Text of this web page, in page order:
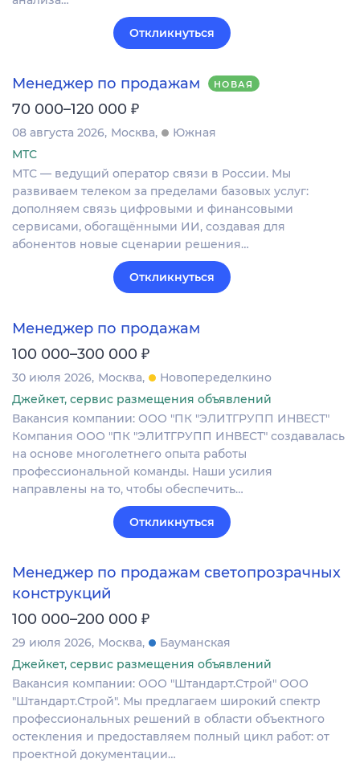
Откликнуться
Менеджер по продажам НОВАЯ
70 000–120 000 ₽
08 августа 2026 Москва
Южная
МТС
МТС — ведущий оператор связи в России. Мы
развиваем телеком за пределами базовых услуг:
дополняем связь цифровыми и финансовыми
сервисами, обогащёнными ИИ, создавая для
абонентов новые сценарии решения…
Откликнуться
Менеджер по продажам
100 000–300 000 ₽
30 июля 2026 Москва
Новопеределкино
Джейкет, сервис размещения объявлений
Вакансия компании: ООО "ПК "ЭЛИТГРУПП ИНВЕСТ"
Компания ООО "ПК "ЭЛИТГРУПП ИНВЕСТ" создавалась
на основе многолетнего опыта работы
профессиональной команды. Наши усилия
направлены на то, чтобы обеспечить…
Откликнуться
Менеджер по продажам светопрозрачных
конструкций
100 000–200 000 ₽
29 июля 2026 Москва
Бауманская
Джейкет, сервис размещения объявлений
Вакансия компании: ООО "Штандарт.Строй" ООО
"Штандарт.Строй". Мы предлагаем широкий спектр
профессиональных решений в области объектного
остекления и предоставляем полный цикл работ: от
проектной документации…